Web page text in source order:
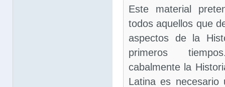
Este material
todos aquellos que
aspectos de la
primeros
cabalmente la
Latina es necesario